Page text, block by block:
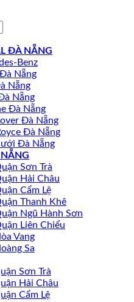
ĐÀ NẴNG
Benz
Nẵng
Nẵng
Nẵng
Đà Nẵng
Đà Nẵng
Đà Nẵng
Đà Nẵng
Sơn Trà
Hải Châu
Cẩm Lệ
Thanh Khê
Ngũ Hành Sơn
Liên Chiểu
Vang
Sa
Sơn Trà
Hải Châu
Cẩm Lệ